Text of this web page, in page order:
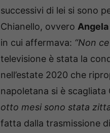
successivi di lei si sono
Chianello, ovvero
in cui affermava: “Non
televisione è stata la
nell’estate 2020 che
napoletana si è
otto mesi sono stata
fatta dalla trasmissione